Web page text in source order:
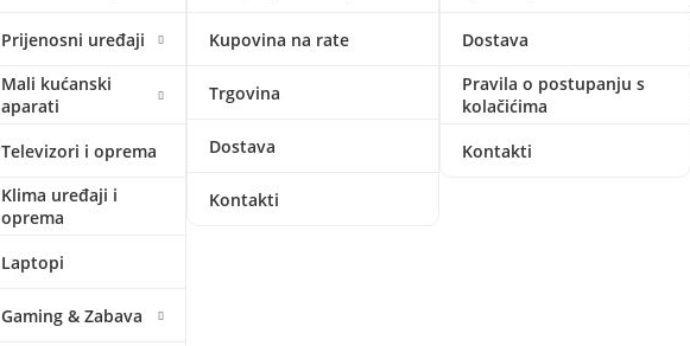
Prijenosni uređaji
Mali kućanski
aparati
Televizori i oprema
Klima uređaji i
oprema
Laptopi
Gaming & Zabava
Kupovina na rate
Trgovina
Dostava
Kontakti
Dostava
Pravila o postupanju s
kolačićima
Kontakti